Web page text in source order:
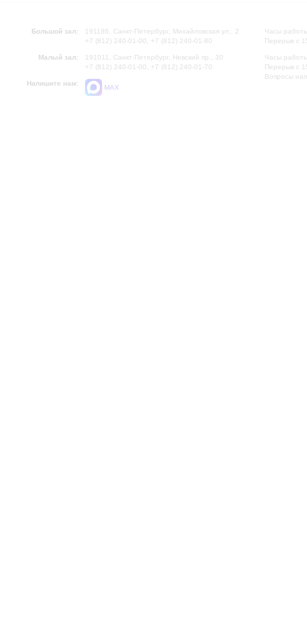
Большой зал:
191186, Санкт-Петербург, Михайловская ул., 2
+7 (812) 240-01-00, +7 (812) 240-01-80
Малый зал:
191011, Санкт-Петербург, Невский пр., 30
+7 (812) 240-01-00, +7 (812) 240-01-70
Напишите нам:
MAX
Часы
Перерыв с
Часы
Перерыв с
Вопросы